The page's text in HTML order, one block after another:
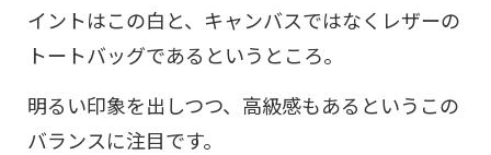
イントはこの白と、キャンバスではなくレザーの
トートバッグであるというところ。
明るい印象を出しつつ、高級感もあるというこの
バランスに注目です。